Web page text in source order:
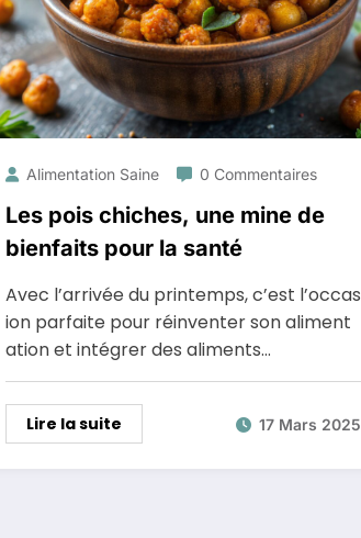
Alimentation Saine 0 Commentaires
Les pois chiches, une mine de
bienfaits pour la santé
Avec l’arrivée du printemps, c’est l’occas
ion parfaite pour réinventer son aliment
ation et intégrer des aliments…
Lire la suite 17 Mars 2025